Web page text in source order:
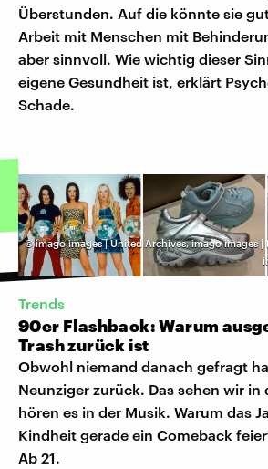
Überstunden. Auf die könnte sie
Arbeit mit Menschen mit
aber sinnvoll. Wie wichtig dieser
eigene Gesundheit ist, erklärt
Schade.
©imago images | United Archives, imago images |
Trends
90er Flashback: Warum
Trash zurück ist
Obwohl niemand danach gefragt
Neunziger zurück. Das sehen wir in
hören es in der Musik. Warum das
Kindheit gerade ein Comeback
Ab 21.